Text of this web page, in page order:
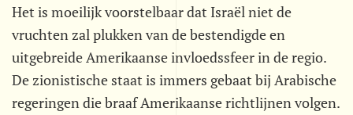
Het is moeilijk voorstelbaar dat Israël niet de
vruchten zal plukken van de bestendigde en
uitgebreide Amerikaanse invloedssfeer in de regio.
De zionistische staat is immers gebaat bij Arabische
regeringen die braaf Amerikaanse richtlijnen volgen.